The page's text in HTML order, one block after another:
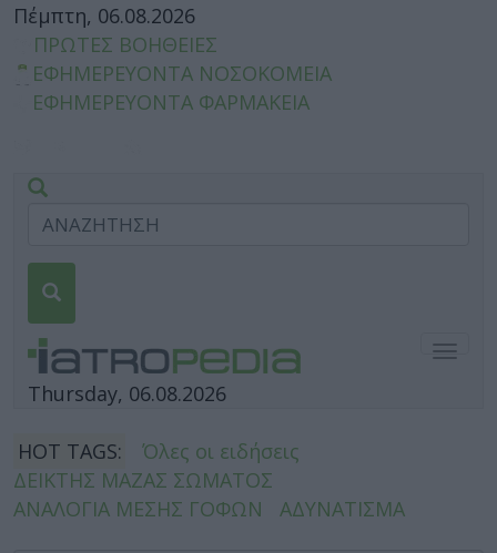
Πέμπτη, 06.08.2026
ΠΡΩΤΕΣ ΒΟΗΘΕΙΕΣ
ΕΦΗΜΕΡΕΥΟΝΤΑ ΝΟΣΟΚΟΜΕΙΑ
ΕΦΗΜΕΡΕΥΟΝΤΑ ΦΑΡΜΑΚΕΙΑ
Thursday, 06.08.2026
HOT TAGS:
Όλες οι ειδήσεις
ΔΕΙΚΤΗΣ ΜΑΖΑΣ ΣΩΜΑΤΟΣ
ΑΝΑΛΟΓΙΑ ΜΕΣΗΣ ΓΟΦΩΝ
ΑΔΥΝΑΤΙΣΜΑ